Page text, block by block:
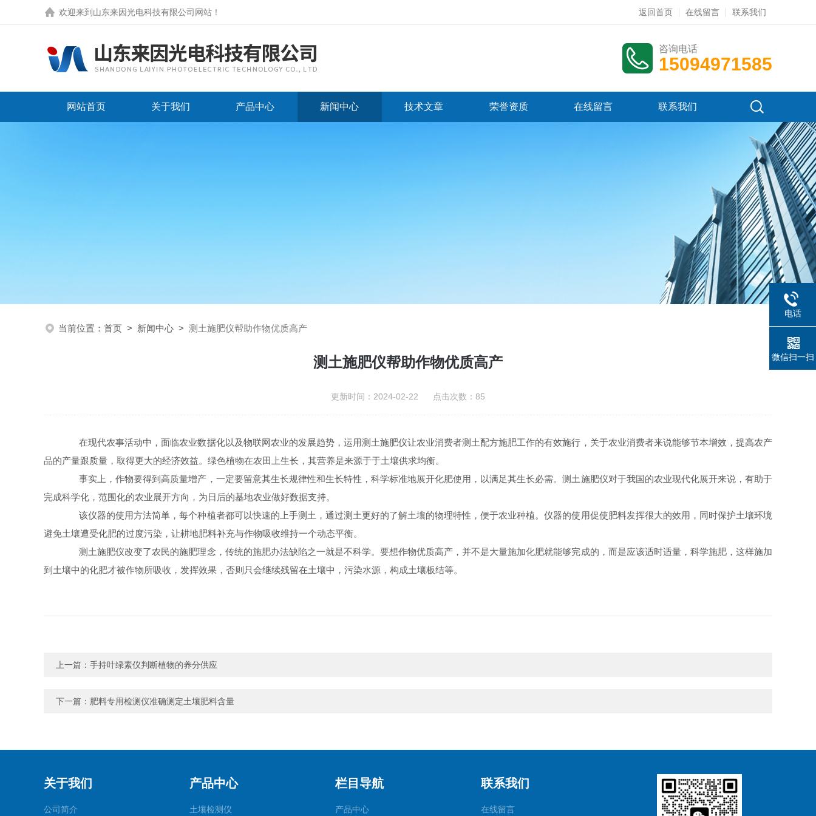
欢迎来到 山东来因光电科技有限公司网站 ！ 返回首页 在线留言 联系我们
咨询电话
15094971585
网站首页 关于我们 产品中心 新闻中心 技术文章 荣誉资质 在线留言 联系我们
当前位置： 首页 > 新闻中心 > 测土施肥仪帮助作物优质高产
测土施肥仪帮助作物优质高产
更新时间：2024-02-22 点击次数：85
在现代农事活动中，面临农业数据化以及物联网农业的发展趋势，运用测土施肥仪让农业消费者测土配方施肥工作的有效施行，关于农业消费者来说能够节本增效，提高农产
品的产量跟质量，取得更大的经济效益。绿色植物在农田上生长，其营养是来源于于土壤供求均衡。
事实上，作物要得到高质量增产，一定要留意其生长规律性和生长特性，科学标准地展开化肥使用，以满足其生长必需。测土施肥仪对于我国的农业现代化展开来说，有助于
完成科学化，范围化的农业展开方向，为日后的基地农业做好数据支持。
该仪器的使用方法简单，每个种植者都可以快速的上手测土，通过测土更好的了解土壤的物理特性，便于农业种植。仪器的使用促使肥料发挥很大的效用，同时保护土壤环境
避免土壤遭受化肥的过度污染，让耕地肥料补充与作物吸收维持一个动态平衡。
测土施肥仪改变了农民的施肥理念，传统的施肥办法缺陷之一就是不科学。要想作物优质高产，并不是大量施加化肥就能够完成的，而是应该适时适量，科学施肥，这样施加
到土壤中的化肥才被作物所吸收，发挥效果，否则只会继续残留在土壤中，污染水源，构成土壤板结等。
上一篇： 手持叶绿素仪判断植物的养分供应
下一篇： 肥料专用检测仪准确测定土壤肥料含量
关于我们
公司简介
产品中心
土壤检测仪
栏目导航
产品中心
联系我们
在线留言
电话
微信扫一扫